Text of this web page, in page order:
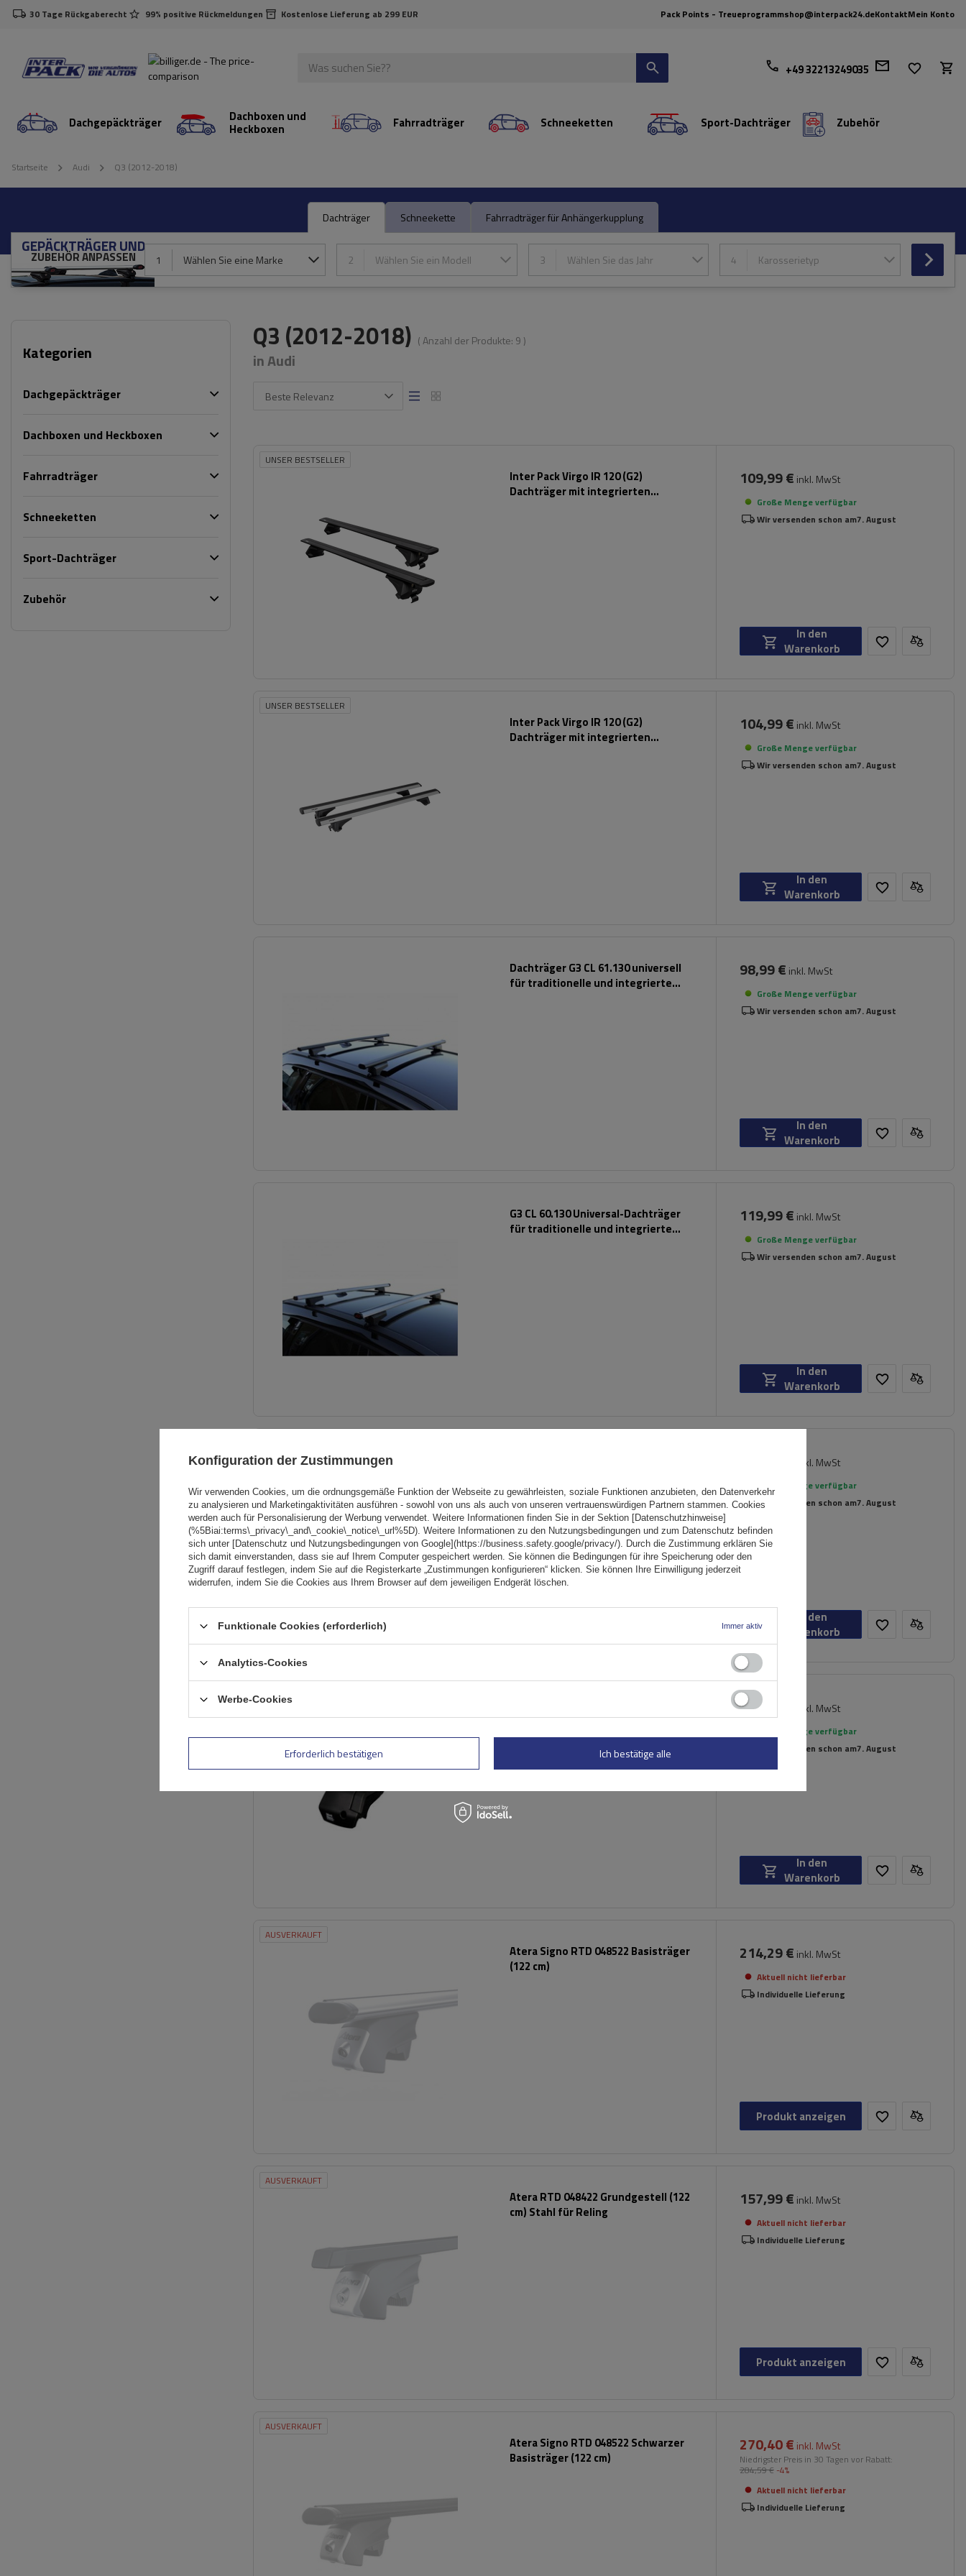
30 Tage Rückgaberecht 99% positive Rückmeldungen Kostenlose Lieferung ab 299 EUR Pack Points - Treueprogrammshop@interpack24.deKontaktMein Konto
+49 32213249035
Dachgepäckträger Dachboxen und
Heckboxen Fahrradträger Schneeketten Sport-Dachträger Zubehör
Startseite Audi Q3 (2012-2018)
Dachträger Schneekette Fahrradträger für Anhängerkupplung
GEPÄCKTRÄGER UND
ZUBEHÖR ANPASSEN 1 Wählen Sie eine Marke 2 Wählen Sie ein Modell 3 Wählen Sie das Jahr 4 Karosserietyp
Kategorien
Dachgepäckträger
Dachboxen und Heckboxen
Fahrradträger
Schneeketten
Sport-Dachträger
Zubehör
Q3 (2012-2018) ( Anzahl der Produkte: 9 )
in Audi
Beste Relevanz
UNSER BESTSELLER
Inter Pack Virgo IR 120 (G2)
Dachträger mit integrierten
109,99 € inkl. MwSt
Große Menge verfügbar
Wir versenden schon am7. August
In den
Warenkorb
UNSER BESTSELLER
Inter Pack Virgo IR 120 (G2)
Dachträger mit integrierten
104,99 € inkl. MwSt
Große Menge verfügbar
Wir versenden schon am7. August
In den
Warenkorb
Dachträger G3 CL 61.130 universell
für traditionelle und integrierte
98,99 € inkl. MwSt
Große Menge verfügbar
Wir versenden schon am7. August
In den
Warenkorb
G3 CL 60.130 Universal-Dachträger
für traditionelle und integrierte
119,99 € inkl. MwSt
Große Menge verfügbar
Wir versenden schon am7. August
In den
Warenkorb
Aluminiumschienen
inkl. MwSt
Große Menge verfügbar
Wir versenden schon am7. August
In den
Warenkorb
Dachträgerstangen 6606 + Füße
7505
329,09 € inkl. MwSt
Große Menge verfügbar
Wir versenden schon am7. August
In den
Warenkorb
AUSVERKAUFT
Atera Signo RTD 048522 Basisträger
(122 cm)
214,29 € inkl. MwSt
Aktuell nicht lieferbar
Individuelle Lieferung
Produkt anzeigen
AUSVERKAUFT
Atera RTD 048422 Grundgestell (122
cm) Stahl für Reling
157,99 € inkl. MwSt
Aktuell nicht lieferbar
Individuelle Lieferung
Produkt anzeigen
AUSVERKAUFT
Atera Signo RTD 048522 Schwarzer
Basisträger (122 cm)
270,40 € inkl. MwSt
Niedrigster Preis in 30 Tagen vor Rabatt:
284,59 € -4%
Aktuell nicht lieferbar
Individuelle Lieferung
Konfiguration der Zustimmungen
Wir verwenden Cookies, um die ordnungsgemäße Funktion der Webseite zu gewährleisten, soziale Funktionen anzubieten, den Datenverkehr
zu analysieren und Marketingaktivitäten ausführen - sowohl von uns als auch von unseren vertrauenswürdigen Partnern stammen. Cookies
werden auch für Personalisierung der Werbung verwendet. Weitere Informationen finden Sie in der Sektion [Datenschutzhinweise]
(%5Biai:terms\_privacy\_and\_cookie\_notice\_url%5D). Weitere Informationen zu den Nutzungsbedingungen und zum Datenschutz befinden
sich unter [Datenschutz und Nutzungsbedingungen von Google](https://business.safety.google/privacy/). Durch die Zustimmung erklären Sie
sich damit einverstanden, dass sie auf Ihrem Computer gespeichert werden. Sie können die Bedingungen für ihre Speicherung oder den
Zugriff darauf festlegen, indem Sie auf die Registerkarte „Zustimmungen konfigurieren“ klicken. Sie können Ihre Einwilligung jederzeit
widerrufen, indem Sie die Cookies aus Ihrem Browser auf dem jeweiligen Endgerät löschen.
Funktionale Cookies (erforderlich) Immer aktiv
Analytics-Cookies
Werbe-Cookies
Erforderlich bestätigen Ich bestätige alle